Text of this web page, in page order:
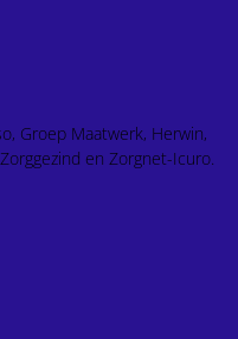
Groep Maatwerk, Herwin,
en Zorgnet-Icuro.